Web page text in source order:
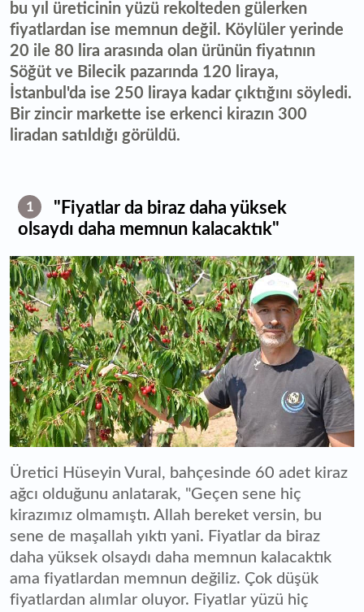
bu yıl üreticinin yüzü rekolteden gülerken
fiyatlardan ise memnun değil. Köylüler yerinde
20 ile 80 lira arasında olan ürünün fiyatının
Söğüt ve Bilecik pazarında 120 liraya,
İstanbul'da ise 250 liraya kadar çıktığını söyledi.
Bir zincir markette ise erkenci kirazın 300
liradan satıldığı görüldü.
1
"Fiyatlar da biraz daha yüksek
olsaydı daha memnun kalacaktık"
Üretici Hüseyin Vural, bahçesinde 60 adet kiraz
ağcı olduğunu anlatarak, "Geçen sene hiç
kirazımız olmamıştı. Allah bereket versin, bu
sene de maşallah yıktı yani. Fiyatlar da biraz
daha yüksek olsaydı daha memnun kalacaktık
ama fiyatlardan memnun değiliz. Çok düşük
fiyatlardan alımlar oluyor. Fiyatlar yüzü hiç